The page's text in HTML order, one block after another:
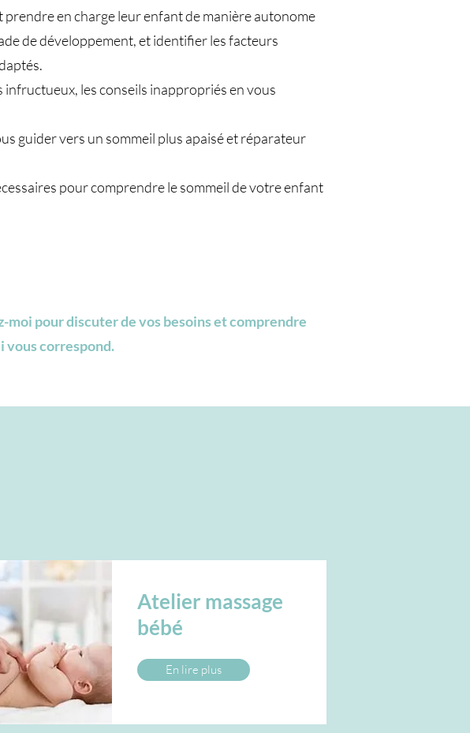
en charge leur enfant de manière autonome
de développement, et identifier les facteurs
infructueux, les conseils inappropriés en vous
guider vers un sommeil plus apaisé et réparateur
pour comprendre le sommeil de votre enfant
moi pour discuter de vos besoins et comprendre
vous correspond.
Atelier massage
bébé
En lire plus